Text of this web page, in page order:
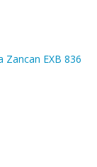
EXB 836